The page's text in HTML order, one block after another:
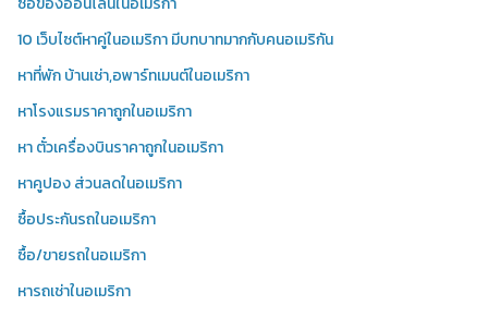
10 เว็บไซต์หาคู่ในอเมริกา มีบทบาทมากกับคนอเมริกัน
หาที่พัก บ้านเช่า,อพาร์ทเมนต์ในอเมริกา
หาโรงแรมราคาถูกในอเมริกา
หา ตั๋วเครื่องบินราคาถูกในอเมริกา
หาคูปอง ส่วนลดในอเมริกา
ซื้อประกันรถในอเมริกา
ซื้อ/ขายรถในอเมริกา
หารถเช่าในอเมริกา